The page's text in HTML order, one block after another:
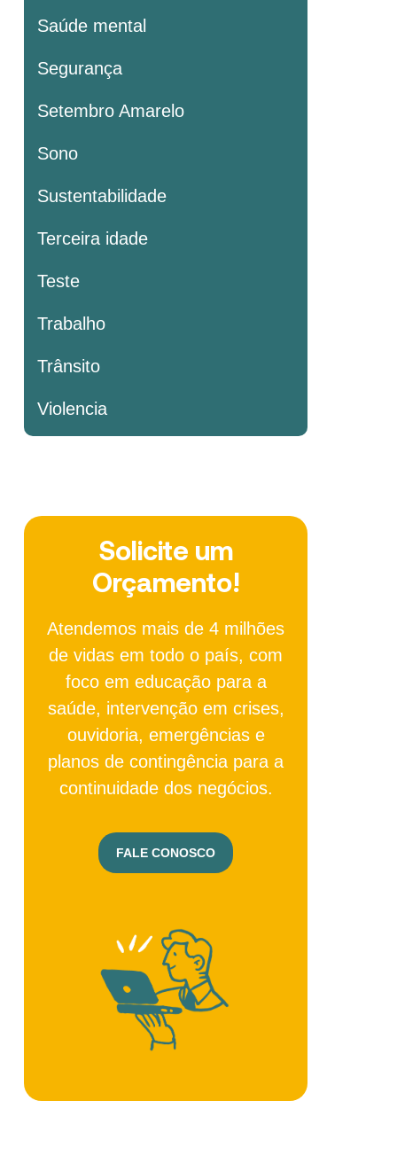
Saúde mental
Segurança
Setembro Amarelo
Sono
Sustentabilidade
Terceira idade
Teste
Trabalho
Trânsito
Violencia
Solicite um
Orçamento!
Atendemos mais de 4 milhões
de vidas em todo o país, com
foco em educação para a
saúde, intervenção em crises,
ouvidoria, emergências e
planos de contingência para a
continuidade dos negócios.
FALE CONOSCO